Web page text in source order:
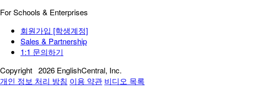
For Schools & Enterprises
회원가입 [학생계정]
Sales & Partnership
1:1 문의하기
Copyright 2026 EnglishCentral, Inc.
개인 정보 처리 방침 이용 약관 비디오 목록